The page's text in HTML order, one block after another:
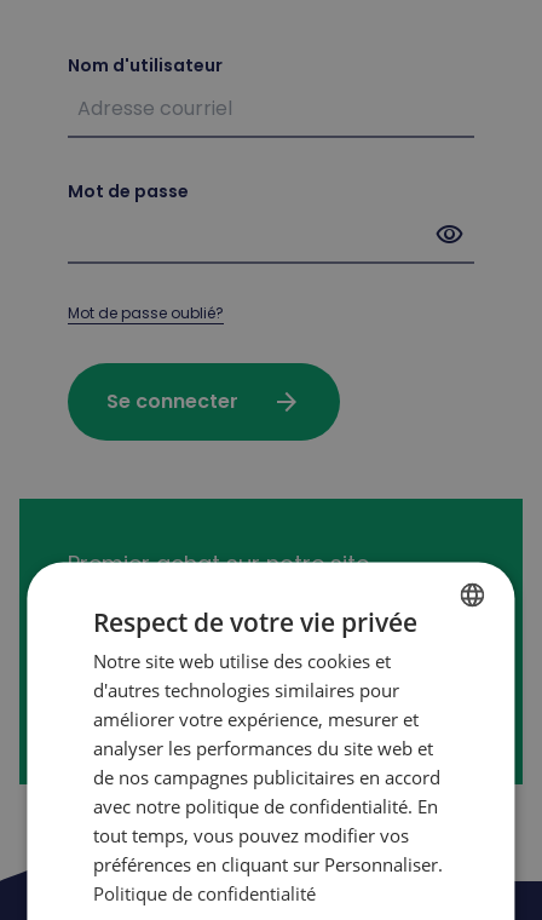
Nom d'utilisateur
Mot de passe
visibility
Mot de passe oublié?
Se connecter arrow_forward
Premier achat sur notre site
Créer mon compte arrow_forward
Respect de votre vie privée
Notre site web utilise des cookies et
d'autres technologies similaires pour
améliorer votre expérience, mesurer et
analyser les performances du site web et
de nos campagnes publicitaires en accord
avec notre politique de confidentialité. En
tout temps, vous pouvez modifier vos
préférences en cliquant sur Personnaliser.
Politique de confidentialité